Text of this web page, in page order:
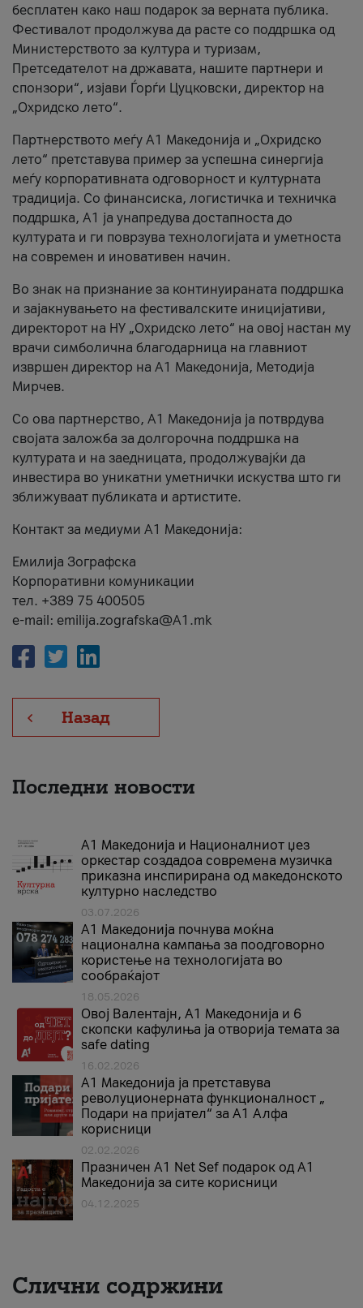
бесплатен како наш подарок за верната публика.
Фестивалот продолжува да расте со поддршка од
Министерството за култура и туризам,
Претседателот на државата, нашите партнери и
спонзори“, изјави Ѓорѓи Цуцковски, директор на
„Охридско лето“.
Партнерството меѓу A1 Македонија и „Охридско
лето“ претставува пример за успешна синергија
меѓу корпоративната одговорност и културната
традиција. Со финансиска, логистичка и техничка
поддршка, A1 ја унапредува достапноста до
културата и ги поврзува технологијата и уметноста
на современ и иновативен начин.
Во знак на признание за континуираната поддршка
и зајакнувањето на фестивалските иницијативи,
директорот на НУ „Охридско лето“ на овој настан му
врачи симболична благодарница на главниот
извршен директор на A1 Македонија, Методија
Мирчев.
Со ова партнерство, A1 Македонија ја потврдува
својата заложба за долгорочна поддршка на
културата и на заедницата, продолжувајќи да
инвестира во уникатни уметнички искуства што ги
зближуваат публиката и артистите.
Контакт за медиуми А1 Македонија:
Емилија Зографска
Корпоративни комуникации
тел. +389 75 400505
e-mail: emilija.zografska@A1.mk
Назад
Последни новости
А1 Македонија и Националниот џез
оркестар создадоа современа музичка
приказна инспирирана од македонското
културно наследство
03.07.2026
A1 Македонија почнува моќна
национална кампања за поодговорно
користење на технологијата во
сообраќајот
18.05.2026
Овој Валентајн, A1 Македонија и 6
скопски кафулиња ја отворија темата за
safe dating
16.02.2026
А1 Македонија ја претставува
револуционерната функционалност „
Подари на пријател“ за А1 Алфа
корисници
02.02.2026
Празничен A1 Net Sеf подарок од А1
Македонија за сите корисници
04.12.2025
Слични содржини